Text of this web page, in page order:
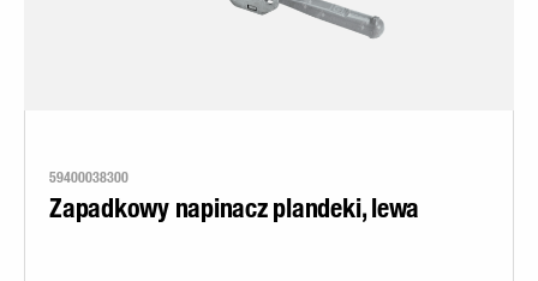
59400038300
Zapadkowy napinacz plandeki, lewa